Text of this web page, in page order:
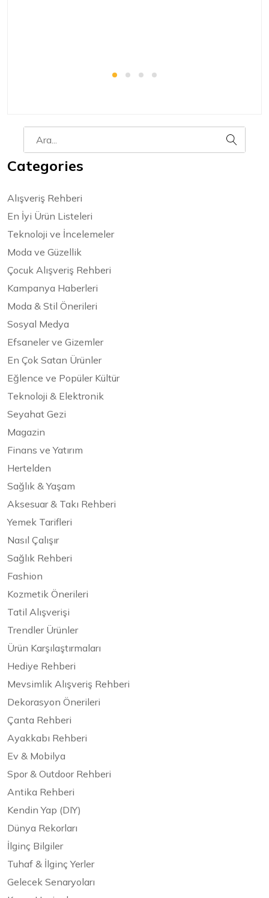
Categories
Alışveriş Rehberi
En İyi Ürün Listeleri
Teknoloji ve İncelemeler
Moda ve Güzellik
Çocuk Alışveriş Rehberi
Kampanya Haberleri
Moda & Stil Önerileri
Sosyal Medya
Efsaneler ve Gizemler
En Çok Satan Ürünler
Eğlence ve Popüler Kültür
Teknoloji & Elektronik
Seyahat Gezi
Magazin
Finans ve Yatırım
Hertelden
Sağlık & Yaşam
Aksesuar & Takı Rehberi
Yemek Tarifleri
Nasıl Çalışır
Sağlık Rehberi
Fashion
Kozmetik Önerileri
Tatil Alışverişi
Trendler Ürünler
Ürün Karşılaştırmaları
Hediye Rehberi
Mevsimlik Alışveriş Rehberi
Dekorasyon Önerileri
Çanta Rehberi
Ayakkabı Rehberi
Ev & Mobilya
Spor & Outdoor Rehberi
Antika Rehberi
Kendin Yap (DIY)
Dünya Rekorları
İlginç Bilgiler
Tuhaf & İlginç Yerler
Gelecek Senaryoları